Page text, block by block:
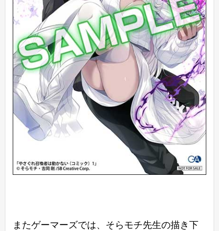
またゲーマーズでは、そらモチ先生の描き下